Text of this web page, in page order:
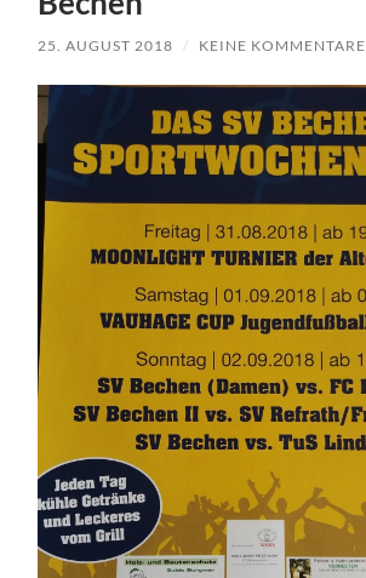
25. AUGUST 2018 / KEINE KOMMENTARE